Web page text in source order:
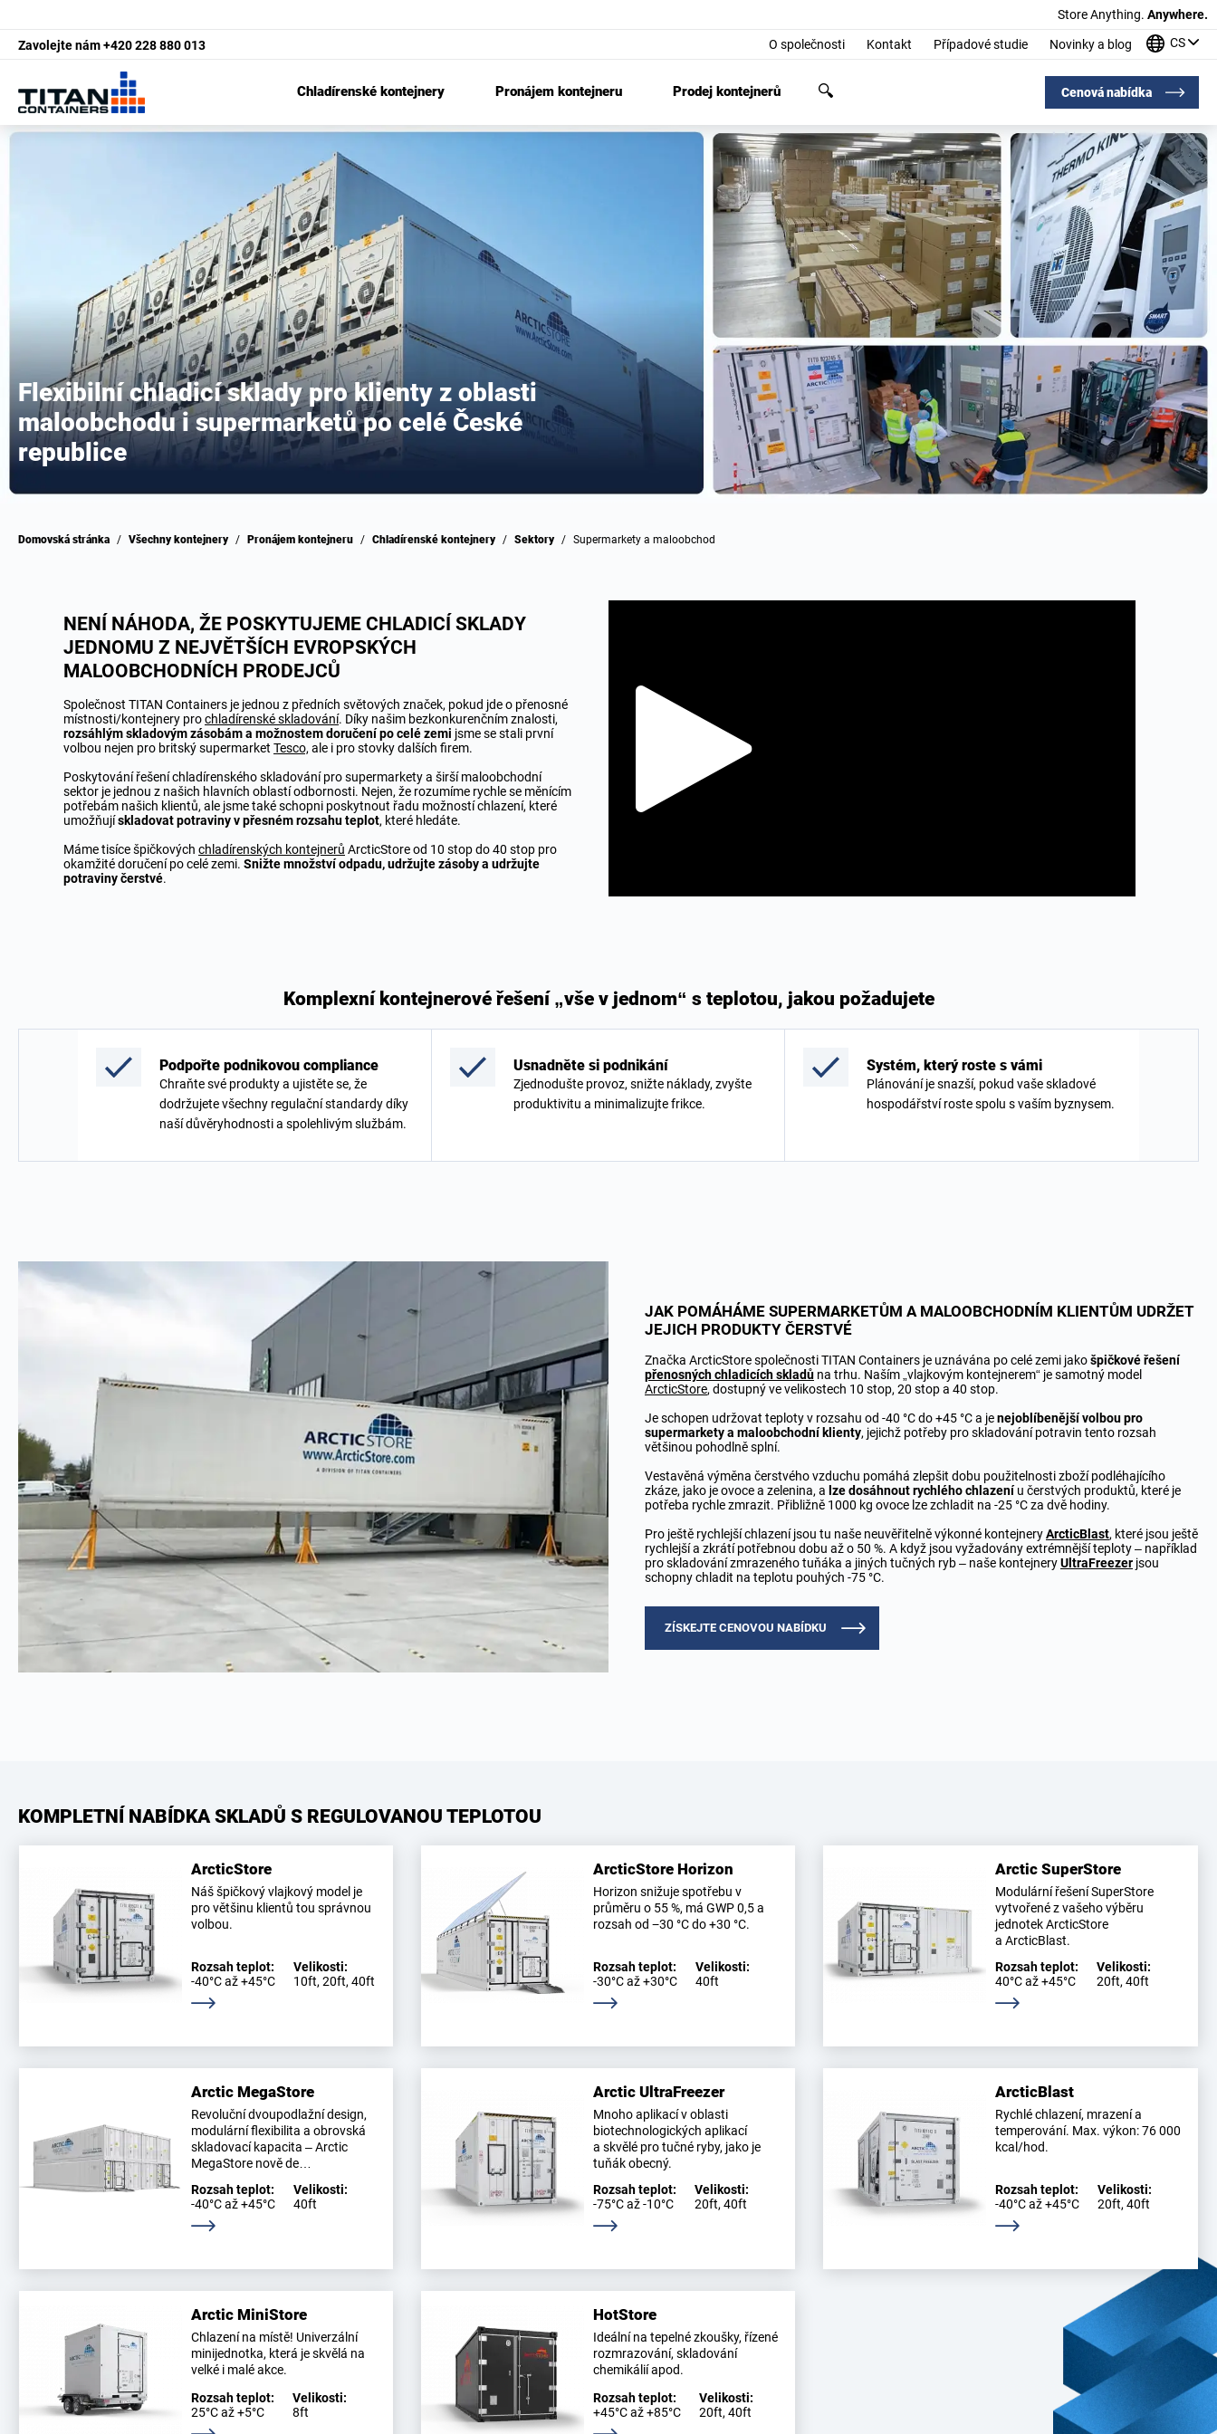
Store Anything. Anywhere.
Zavolejte nám+420 228 880 013 O společnosti Kontakt Případové studie Novinky a blog CS
Chladírenské kontejnery Pronájem kontejneru Prodej kontejnerů Cenová nabídka
Flexibilní chladicí sklady pro klienty z oblasti
maloobchodu i supermarketů po celé České
republice
Domovská stránka / Všechny kontejnery / Pronájem kontejneru / Chladírenské kontejnery / Sektory / Supermarkety a maloobchod
NENÍ NÁHODA, ŽE POSKYTUJEME CHLADICÍ SKLADY
JEDNOMU Z NEJVĚTŠÍCH EVROPSKÝCH
MALOOBCHODNÍCH PRODEJCŮ
Společnost TITAN Containers je jednou z předních světových značek, pokud jde o přenosné
místnosti/kontejnery prochladírenské skladování. Díky našim bezkonkurenčním znalosti,
rozsáhlým skladovým zásobám a možnostem doručení po celé zemi jsme se stali první
volbou nejen pro britský supermarket Tesco, ale i pro stovky dalších firem.
Poskytování řešení chladírenského skladování pro supermarkety a širší maloobchodní
sektor je jednou z našich hlavních oblastí odbornosti. Nejen, že rozumíme rychle se měnícím
potřebám našich klientů, ale jsme také schopni poskytnout řadu možností chlazení, které
umožňujískladovat potraviny v přesném rozsahu teplot, které hledáte.
Máme tisíce špičkových chladírenských kontejnerů ArcticStore od 10 stop do 40 stop pro
okamžité doručení po celé zemi. Snižte množství odpadu, udržujte zásoby a udržujte
potraviny čerstvé.
Komplexní kontejnerové řešení „vše v jednom“ s teplotou, jakou požadujete
Podpořte podnikovou compliance
Chraňte své produkty a ujistěte se, že
dodržujete všechny regulační standardy díky
naší důvěryhodnosti a spolehlivým službám.
Usnadněte si podnikání
Zjednodušte provoz, snižte náklady, zvyšte
produktivitu a minimalizujte frikce.
Systém, který roste s vámi
Plánování je snazší, pokud vaše skladové
hospodářství roste spolu s vaším byznysem.
JAK POMÁHÁME SUPERMARKETŮM A MALOOBCHODNÍM KLIENTŮM UDRŽET
JEJICH PRODUKTY ČERSTVÉ
Značka ArcticStore společnosti TITAN Containers je uznávána po celé zemi jakošpičkové řešení
přenosných chladicích skladů na trhu. Naším „vlajkovým kontejnerem“ je samotný model
ArcticStore, dostupný ve velikostech 10 stop, 20 stop a 40 stop.
Je schopen udržovat teploty v rozsahu od -40 °C do +45 °C a jenejoblíbenější volbou pro
supermarkety a maloobchodní klienty, jejichž potřeby pro skladování potravin tento rozsah
většinou pohodlně splní.
Vestavěná výměna čerstvého vzduchu pomáhá zlepšit dobu použitelnosti zboží podléhajícího
zkáze, jako je ovoce a zelenina, a lze dosáhnout rychlého chlazeníu čerstvých produktů, které je
potřeba rychle zmrazit. Přibližně 1000 kg ovoce lze zchladit na -25 °C za dvě hodiny.
Pro ještě rychlejší chlazení jsou tu naše neuvěřitelně výkonné kontejneryArcticBlast, které jsou ještě
rychlejší a zkrátí potřebnou dobu až o 50 %. A když jsou vyžadovány extrémnější teploty – například
pro skladování zmrazeného tuňáka a jiných tučných ryb – naše kontejneryUltraFreezer jsou
schopny chladit na teplotu pouhých -75 °C.
ZÍSKEJTE CENOVOU NABÍDKU
KOMPLETNÍ NABÍDKA SKLADŮ S REGULOVANOU TEPLOTOU
ArcticStore
Náš špičkový vlajkový model je
pro většinu klientů tou správnou
volbou.
Rozsah teplot:
-40°C až +45°C
Velikosti:
10ft, 20ft, 40ft
Zjistěte více
ArcticStore Horizon
Horizon snižuje spotřebu v
průměru o 55 %, má GWP 0,5 a
rozsah od −30 °C do +30 °C.
Rozsah teplot:
-30°C až +30°C
Velikosti:
40ft
Zjistěte více
Arctic SuperStore
Modulární řešení SuperStore
vytvořené z vašeho výběru
jednotek ArcticStore
a ArcticBlast.
Rozsah teplot:
40°C až +45°C
Velikosti:
20ft, 40ft
Zjistěte více
Arctic MegaStore
Revoluční dvoupodlažní design,
modulární flexibilita a obrovská
skladovací kapacita – Arctic
MegaStore nově de…
Rozsah teplot:
-40°C až +45°C
Velikosti:
40ft
Zjistěte více
Arctic UltraFreezer
Mnoho aplikací v oblasti
biotechnologických aplikací
a skvělé pro tučné ryby, jako je
tuňák obecný.
Rozsah teplot:
-75°C až -10°C
Velikosti:
20ft, 40ft
Zjistěte více
ArcticBlast
Rychlé chlazení, mrazení a
temperování. Max. výkon: 76 000
kcal/hod.
Rozsah teplot:
-40°C až +45°C
Velikosti:
20ft, 40ft
Zjistěte více
Arctic MiniStore
Chlazení na místě! Univerzální
minijednotka, která je skvělá na
velké i malé akce.
Rozsah teplot:
25°C až +5°C
Velikosti:
8ft
HotStore
Ideální na tepelné zkoušky, řízené
rozmrazování, skladování
chemikálií apod.
Rozsah teplot:
+45°C až +85°C
Velikosti:
20ft, 40ft